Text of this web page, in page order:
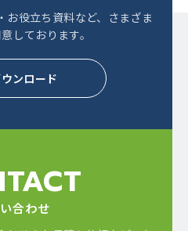
役立ち資料など、
さまざま
しております。
ンロード
合わせ